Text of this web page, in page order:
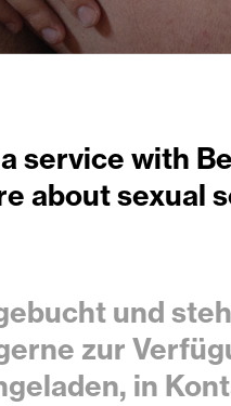
service with
about sexual
und
zur
in